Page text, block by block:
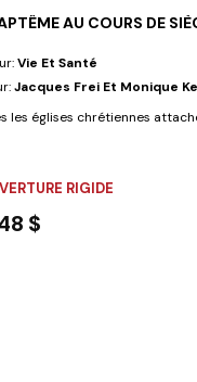
découvrir de...
AU COURS DE
Vie Et Santé
Jacques Frei Et Monique
les églises chrétiennes
RIGIDE
$